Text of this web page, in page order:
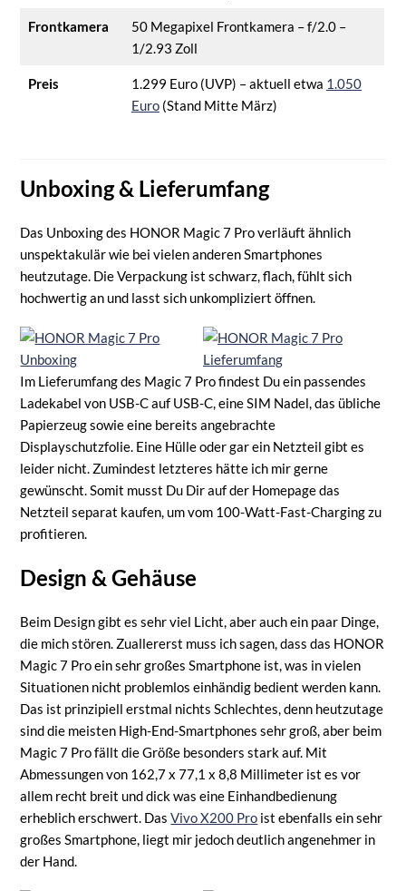
Frontkamera
50 Megapixel Frontkamera – f/2.0 –
1/2.93 Zoll
Preis 1.299 Euro (UVP) – aktuell etwa 1.050
Euro(Stand Mitte März)
Unboxing & Lieferumfang
Das Unboxing des HONOR Magic 7 Pro verläuft ähnlich
unspektakulär wie bei vielen anderen Smartphones
heutzutage. Die Verpackung ist schwarz, flach, fühlt sich
hochwertig an und lasst sich unkompliziert öffnen.
Im Lieferumfang des Magic 7 Pro findest Du ein passendes
Ladekabel von USB-C auf USB-C, eine SIM Nadel, das übliche
Papierzeug sowie eine bereits angebrachte
Displayschutzfolie. Eine Hülle oder gar ein Netzteil gibt es
leider nicht. Zumindest letzteres hätte ich mir gerne
gewünscht. Somit musst Du Dir auf der Homepage das
Netzteil separat kaufen, um vom 100-Watt-Fast-Charging zu
profitieren.
Design & Gehäuse
Beim Design gibt es sehr viel Licht, aber auch ein paar Dinge,
die mich stören. Zuallererst muss ich sagen, dass das HONOR
Magic 7 Pro ein sehr großes Smartphone ist, was in vielen
Situationen nicht problemlos einhändig bedient werden kann.
Das ist prinzipiell erstmal nichts Schlechtes, denn heutzutage
sind die meisten High-End-Smartphones sehr groß, aber beim
Magic 7 Pro fällt die Größe besonders stark auf. Mit
Abmessungen von 162,7 x 77,1 x 8,8 Millimeter ist es vor
allem recht breit und dick was eine Einhandbedienung
erheblich erschwert. DasVivo X200 Pro ist ebenfalls ein sehr
großes Smartphone, liegt mir jedoch deutlich angenehmer in
der Hand.